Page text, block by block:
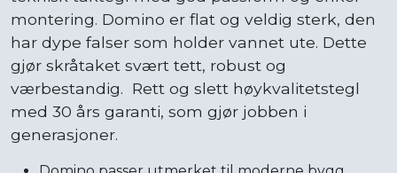
montering. Domino er flat og veldig sterk, den
har dype falser som holder vannet ute. Dette
gjør skråtaket svært tett, robust og
værbestandig. Rett og slett høykvalitetstegl
med 30 års garanti, som gjør jobben i
generasjoner.